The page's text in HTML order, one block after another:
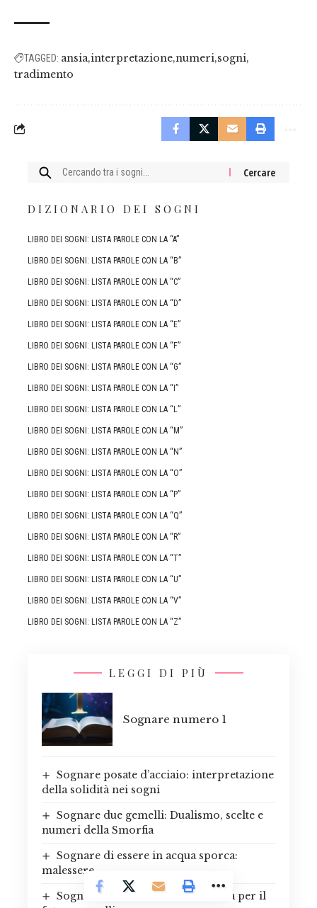
TAGGED: ansia interpretazione numeri sogni
tradimento
Cercare:
DIZIONARIO DEI SOGNI
LIBRO DEI SOGNI: LISTA PAROLE CON LA “A”
LIBRO DEI SOGNI: LISTA PAROLE CON LA “B”
LIBRO DEI SOGNI: LISTA PAROLE CON LA “C”
LIBRO DEI SOGNI: LISTA PAROLE CON LA “D”
LIBRO DEI SOGNI: LISTA PAROLE CON LA “E”
LIBRO DEI SOGNI: LISTA PAROLE CON LA “F”
LIBRO DEI SOGNI: LISTA PAROLE CON LA “G”
LIBRO DEI SOGNI: LISTA PAROLE CON LA “I”
LIBRO DEI SOGNI: LISTA PAROLE CON LA “L”
LIBRO DEI SOGNI: LISTA PAROLE CON LA “M”
LIBRO DEI SOGNI: LISTA PAROLE CON LA “N”
LIBRO DEI SOGNI: LISTA PAROLE CON LA “O”
LIBRO DEI SOGNI: LISTA PAROLE CON LA “P”
LIBRO DEI SOGNI: LISTA PAROLE CON LA “Q”
LIBRO DEI SOGNI: LISTA PAROLE CON LA “R”
LIBRO DEI SOGNI: LISTA PAROLE CON LA “T”
LIBRO DEI SOGNI: LISTA PAROLE CON LA “U”
LIBRO DEI SOGNI: LISTA PAROLE CON LA “V”
LIBRO DEI SOGNI: LISTA PAROLE CON LA “Z”
LEGGI DI PIÙ
Sognare numero 1
Sognare posate d’acciaio: interpretazione
della solidità nei sogni
Sognare due gemelli: Dualismo, scelte e
numeri della Smorfia
Sognare di essere in acqua sporca:
malessere
Sognare un incidente aereo: Ansia per il